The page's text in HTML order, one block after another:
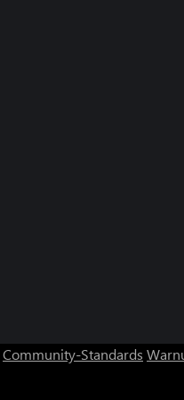
Community-Standards